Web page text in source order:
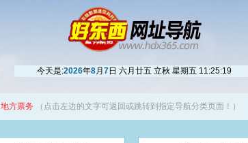
今天是:2026年8月 7日 六月廿五 立秋 星期五 11:25:20
地方票务 （点击左边的文字可返回或跳转到指定导航分类页面！）